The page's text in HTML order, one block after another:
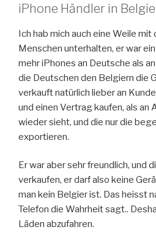
iPhone Händler in
Ich hab mich auch eine Weile
Menschen unterhalten, er war
mehr iPhones an Deutsche als
die Deutschen den Belgiern die
verkauft natürlich lieber an
und einen Vertrag kaufen, als an
wieder sieht, und die nur die
exportieren.
Er war aber sehr freundlich, und
verkaufen, er darf also keine
man kein Belgier ist. Das heisst
Telefon die Wahrheit sagt..
Läden abzufahren.